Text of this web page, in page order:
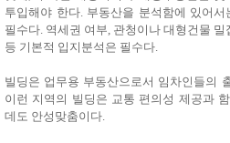
투입해야 한다. 부동산을 분석함에 있어
필수다. 역세권 여부, 관청이나 대형건물
등 기본적 입지분석은 필수다.
빌딩은 업무용 부동산으로서 임차인들의
이런 지역의 빌딩은 교통 편의성 제공과
데도 안성맞춤이다.